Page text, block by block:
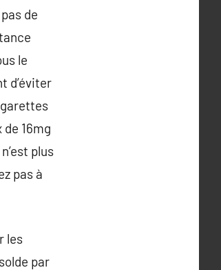
de
le
d’éviter
16mg
plus
pas à
les
par